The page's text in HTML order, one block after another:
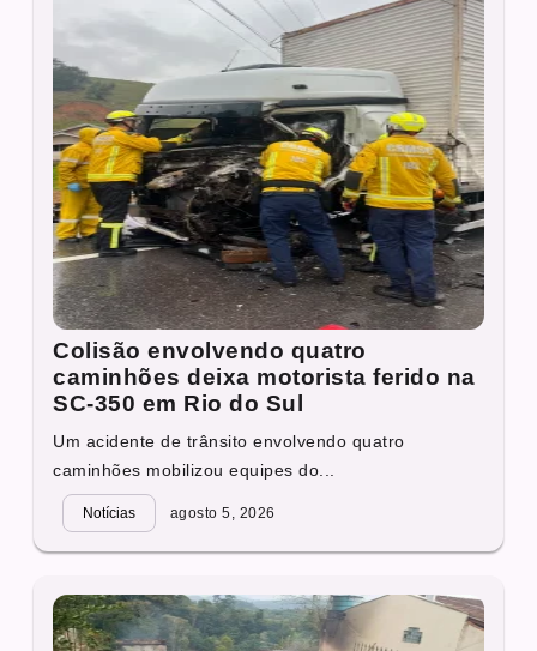
Colisão envolvendo quatro
caminhões deixa motorista ferido na
SC-350 em Rio do Sul
Um acidente de trânsito envolvendo quatro
caminhões mobilizou equipes do...
Notícias agosto 5, 2026